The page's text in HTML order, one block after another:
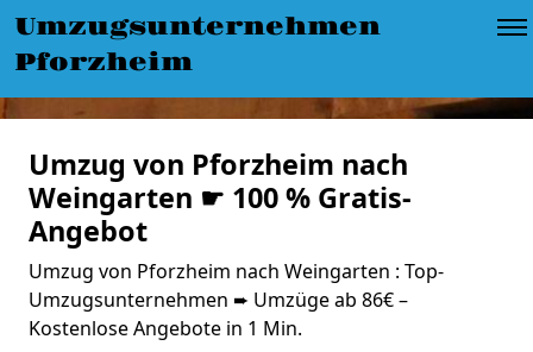
Umzugsunternehmen
Pforzheim
Umzug von Pforzheim nach
Weingarten ☛ 100 % Gratis-
Angebot
Umzug von Pforzheim nach Weingarten : Top-
Umzugsunternehmen ➨ Umzüge ab 86€ –
Kostenlose Angebote in 1 Min.